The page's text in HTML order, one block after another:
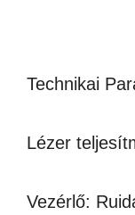
Technikai
Lézer
Vezérlő: